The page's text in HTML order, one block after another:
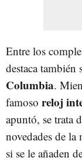
Entre los
destaca también
Columbia.
famoso reloj
apuntó, se trata
novedades de la
si se le añaden